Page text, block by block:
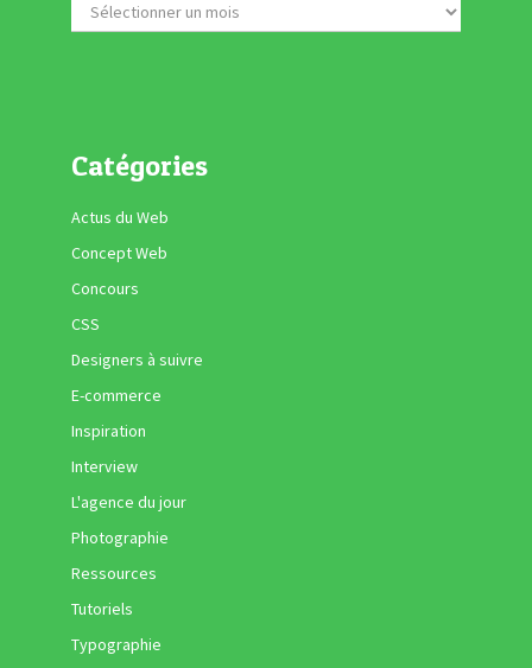
Catégories
Actus du Web
Concept Web
Concours
CSS
Designers à suivre
E-commerce
Inspiration
Interview
L'agence du jour
Photographie
Ressources
Tutoriels
Typographie